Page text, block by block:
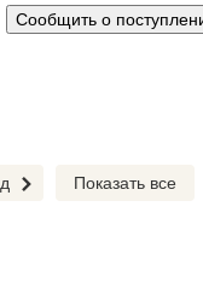
Сообщить о
Показать все